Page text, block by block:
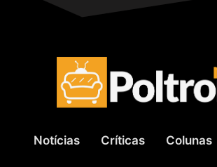
Notícias Críticas Colunas